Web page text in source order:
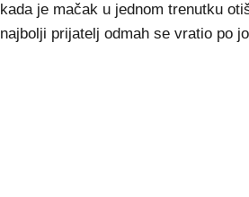
kada je mačak u jednom trenutku
najbolji prijatelj odmah se vratio po